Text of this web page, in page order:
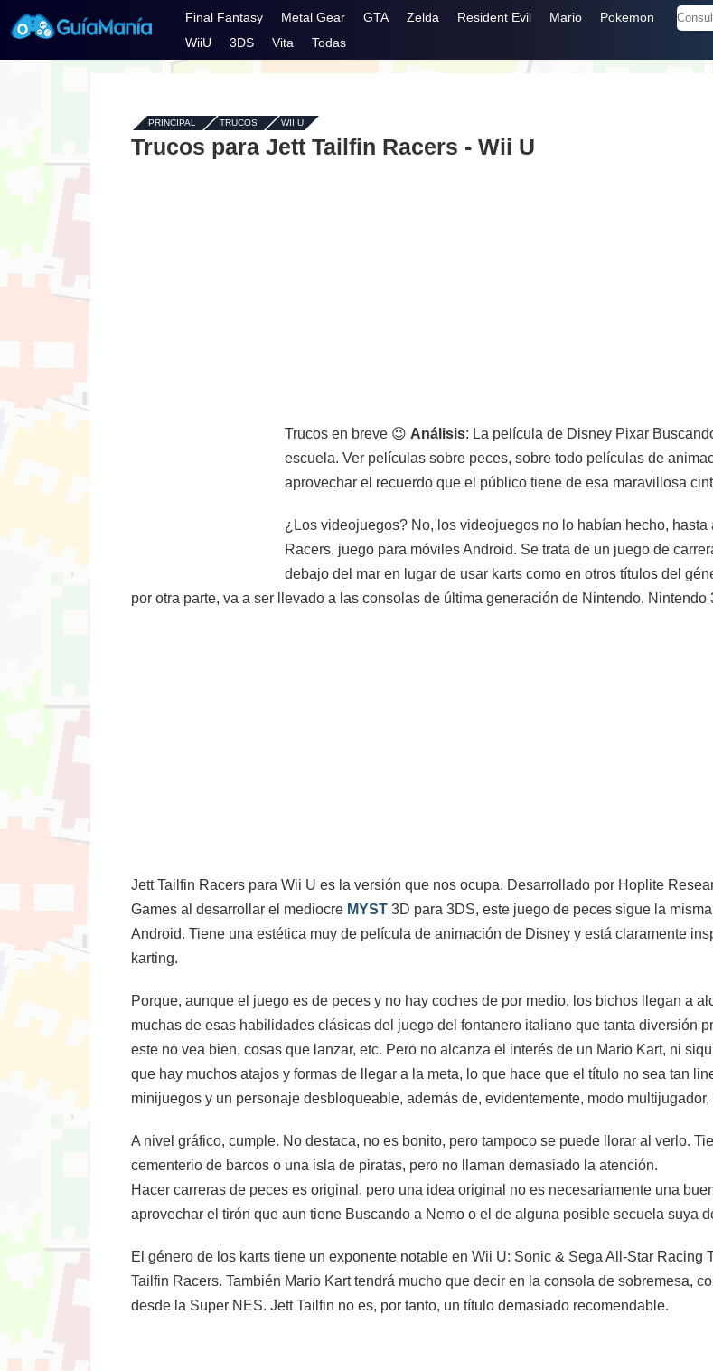
Final Fantasy Metal Gear GTA Zelda Resident Evil Mario Pokemon
WiiU
3DS Vita Todas
PRINCIPAL - TRUCOS- WII U
Trucos para Jett Tailfin Racers - Wii U
Trucos en breve 😉 Análisis: La película de Disney Pixar
escuela. Ver películas sobre peces, sobre todo películas de
aprovechar el recuerdo que el público tiene de esa maravillosa
¿Los videojuegos? No, los videojuegos no lo habían hecho,
Racers, juego para móviles Android. Se trata de un juego de
debajo del mar en lugar de usar karts como en otros títulos del
por otra parte, va a ser llevado a las consolas de última generación de Nintendo, Nintendo
Jett Tailfin Racers para Wii U es la versión que nos ocupa. Desarrollado por Hoplite
Games al desarrollar el mediocre MYST 3D para 3DS, este juego de peces sigue la
Android. Tiene una estética muy de película de animación de Disney y está claramente
karting.
Porque, aunque el juego es de peces y no hay coches de por medio, los bichos llegan a
muchas de esas habilidades clásicas del juego del fontanero italiano que tanta diversión
este no vea bien, cosas que lanzar, etc. Pero no alcanza el interés de un Mario Kart, ni
que hay muchos atajos y formas de llegar a la meta, lo que hace que el título no sea tan
minijuegos y un personaje desbloqueable, además de, evidentemente, modo
A nivel gráfico, cumple. No destaca, no es bonito, pero tampoco se puede llorar al verlo.
cementerio de barcos o una isla de piratas, pero no llaman demasiado la atención.
Hacer carreras de peces es original, pero una idea original no es necesariamente una
aprovechar el tirón que aun tiene Buscando a Nemo o el de alguna posible secuela suya
El género de los karts tiene un exponente notable en Wii U: Sonic & Sega All-Star Racing
Tailfin Racers. También Mario Kart tendrá mucho que decir en la consola de sobremesa,
desde la Super NES. Jett Tailfin no es, por tanto, un título demasiado recomendable.